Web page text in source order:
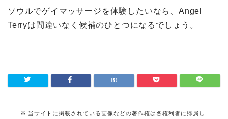
ソウルでゲイマッサージを体験したいなら、Angel
Terryは間違いなく候補のひとつになるでしょう。
当サイトに掲載されている画像などの著作権は各権利者に帰属し